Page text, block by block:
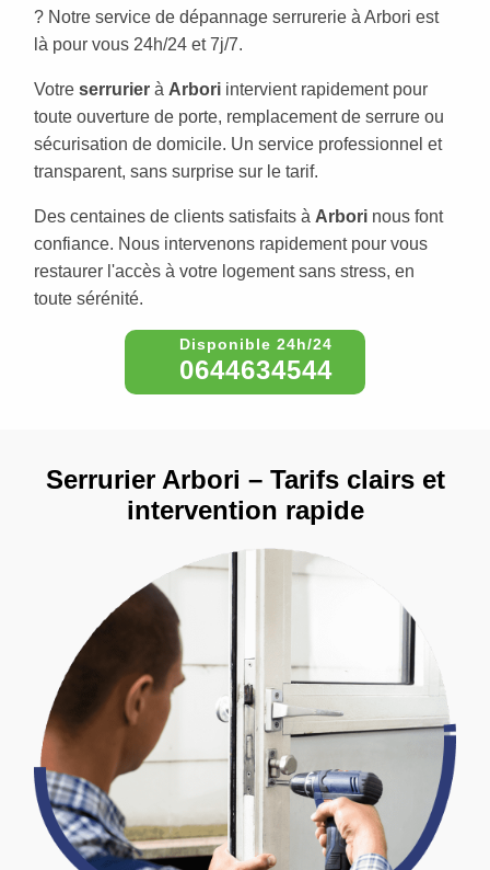
? Notre service de dépannage serrurerie à Arbori est
là pour vous 24h/24 et 7j/7.
Votre serrurier à Arbori intervient rapidement pour
toute ouverture de porte, remplacement de serrure ou
sécurisation de domicile. Un service professionnel et
transparent, sans surprise sur le tarif.
Des centaines de clients satisfaits à Arbori nous font
confiance. Nous intervenons rapidement pour vous
restaurer l'accès à votre logement sans stress, en
toute sérénité.
0644634544
Serrurier Arbori – Tarifs clairs et
intervention rapide